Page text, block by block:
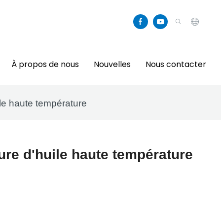
À propos de nous Nouvelles Nous contacter
haute température
d'huile haute température